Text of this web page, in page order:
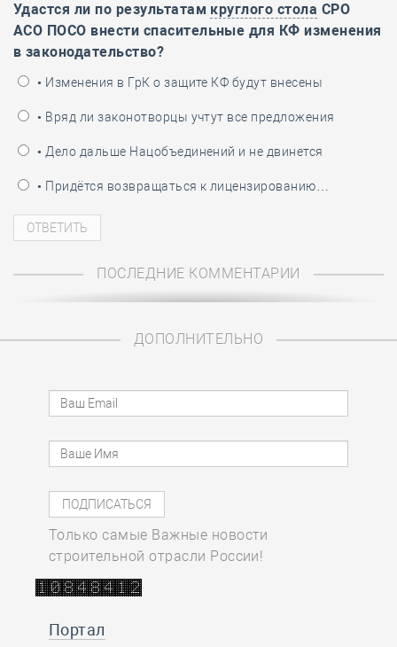
Удастся ли по результатам круглого стола СРО
АСО ПОСО внести спасительные для КФ изменения
в законодательство?
• Изменения в ГрК о защите КФ будут внесены
• Вряд ли законотворцы учтут все предложения
• Дело дальше Нацобъединений и не двинется
• Придётся возвращаться к лицензированию…
ПОСЛЕДНИЕ КОММЕНТАРИИ
ДОПОЛНИТЕЛЬНО
Только самые Важные новости
строительной отрасли России!
Портал